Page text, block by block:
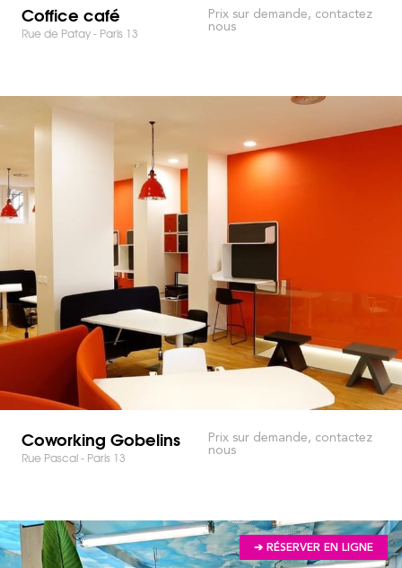
Coffice café
Rue de Patay - Paris 13
Prix sur demande, contactez
nous
Coworking Gobelins
Rue Pascal - Paris 13
Prix sur demande, contactez
nous
➔ RÉSERVER EN LIGNE